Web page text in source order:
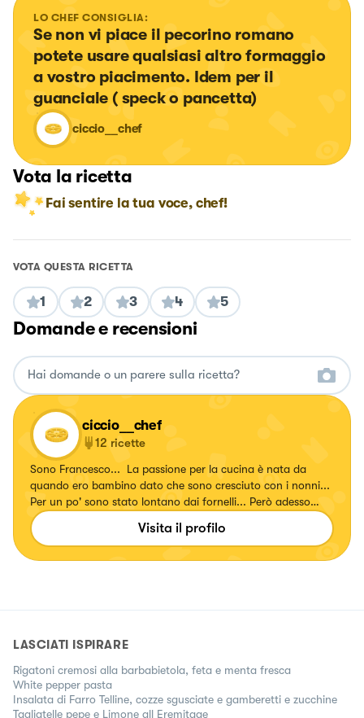
LO CHEF CONSIGLIA:
Se non vi piace il pecorino romano
potete usare qualsiasi altro formaggio
a vostro piacimento. Idem per il
guanciale ( speck o pancetta)
ciccio__chef
Vota la ricetta
Fai sentire la tua voce, chef!
VOTA QUESTA RICETTA
1 2 3 4 5
Domande e recensioni
ciccio__chef
12 ricette
Sono Francesco... La passione per la cucina è nata da
quando ero bambino dato che sono cresciuto con i nonni...
Per un po' sono stato lontano dai fornelli... Però adesso
avanti tutta con tradizione e attualità...❤️
Visita il profilo
LASCIATI ISPIRARE
Rigatoni cremosi alla barbabietola, feta e menta fresca
White pepper pasta
Insalata di Farro Telline, cozze sgusciate e gamberetti e zucchine
Tagliatelle pepe e Limone all Eremitage